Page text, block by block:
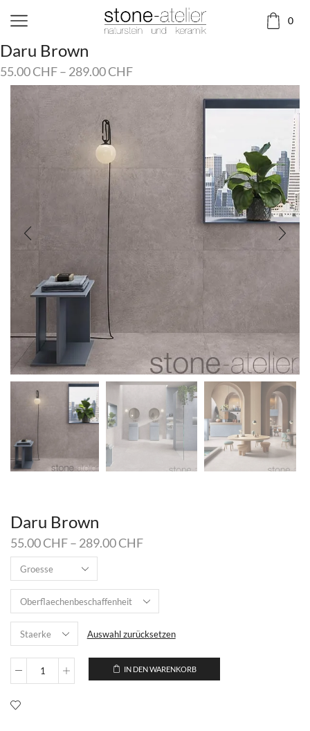
0
Daru Brown
55.00CHF– 289.00CHF
Daru Brown
55.00CHF– 289.00CHF
Auswahl zurücksetzen
Daru
IN DEN WARENKORB